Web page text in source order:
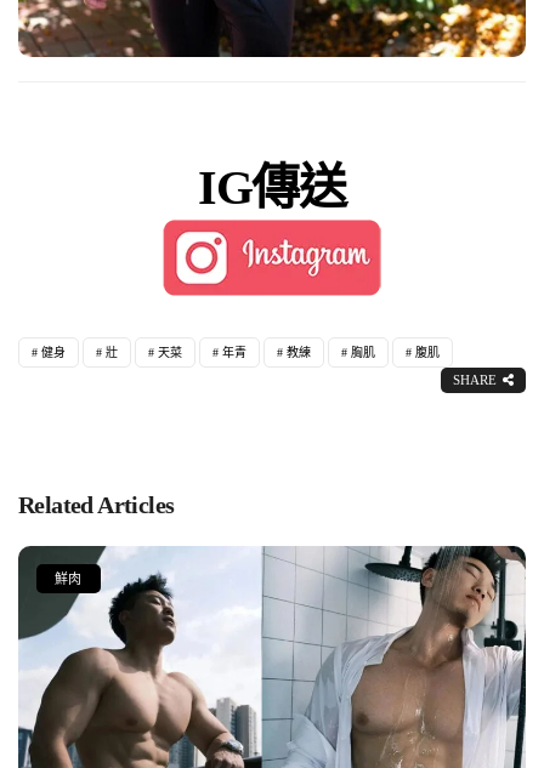
IG傳送
健身 壯 天菜 年青 教練 胸肌 腹肌
SHARE
Related Articles
鮮肉